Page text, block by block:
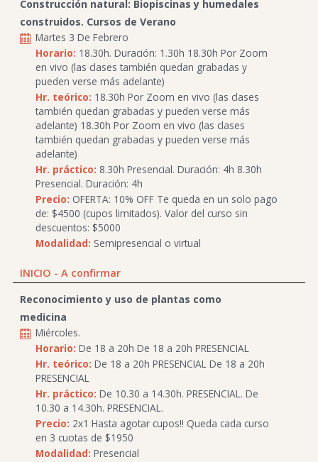
Construcción natural: Biopiscinas y humedales
construidos. Cursos de Verano
Martes 3 De Febrero
Horario: 18.30h. Duración: 1.30h 18.30h Por Zoom
en vivo (las clases también quedan grabadas y
pueden verse más adelante)
Hr. teórico: 18.30h Por Zoom en vivo (las clases
también quedan grabadas y pueden verse más
adelante) 18.30h Por Zoom en vivo (las clases
también quedan grabadas y pueden verse más
adelante)
Hr. práctico: 8.30h Presencial. Duración: 4h 8.30h
Presencial. Duración: 4h
Precio: OFERTA: 10% OFF Te queda en un solo pago
de: $4500 (cupos limitados). Valor del curso sin
descuentos: $5000
Modalidad: Semipresencial o virtual
INICIO - A confirmar
Reconocimiento y uso de plantas como
medicina
Miércoles.
Horario: De 18 a 20h De 18 a 20h PRESENCIAL
Hr. teórico: De 18 a 20h PRESENCIAL De 18 a 20h
PRESENCIAL
Hr. práctico: De 10.30 a 14.30h. PRESENCIAL. De
10.30 a 14.30h. PRESENCIAL.
Precio: 2x1 Hasta agotar cupos!! Queda cada curso
en 3 cuotas de $1950
Modalidad: Presencial